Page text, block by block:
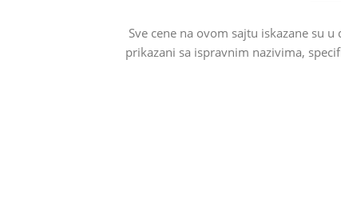
Sve cene na ovom sajtu iskazane su
prikazani sa ispravnim nazivima,